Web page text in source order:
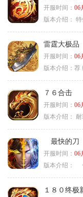
开服时间： 06
版本介绍： 特
雷霆大极品
开服时间： 06
版本介绍： 荐
７６合击
开服时间： 06
版本介绍：
最快的刀
开服时间： 06
版本介绍：
１８０终极